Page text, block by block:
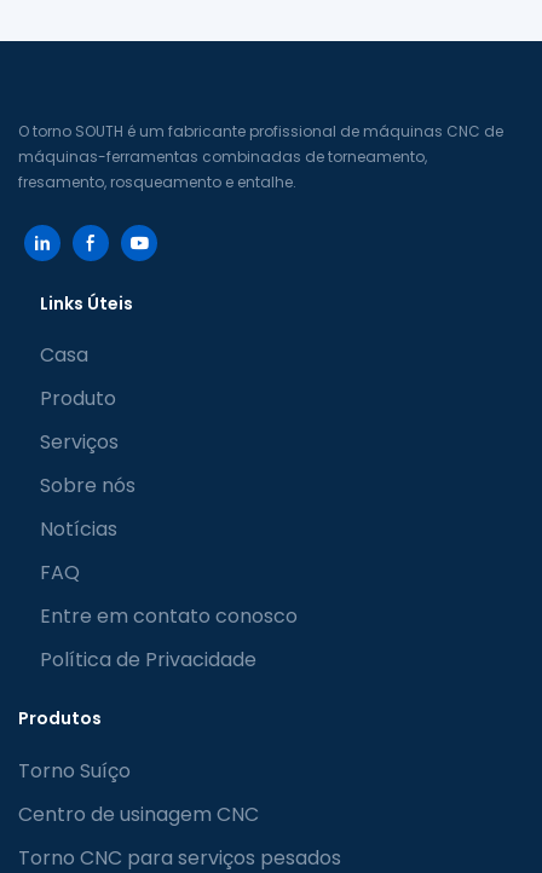
direto de alta velocidade
O torno SOUTH é um fabricante profissional de máquinas CNC de
máquinas-ferramentas combinadas de torneamento,
fresamento, rosqueamento e entalhe.
Links Úteis
Casa
Produto
Serviços
Sobre nós
Notícias
FAQ
Entre em contato conosco
Política de Privacidade
Produtos
Torno Suíço
Centro de usinagem CNC
Torno CNC para serviços pesados